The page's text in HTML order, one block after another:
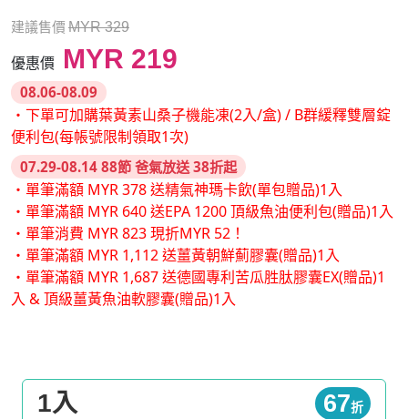
建議售價 MYR 329
優惠價 MYR 219
08.06-08.09
・下單可加購葉黃素山桑子機能凍(2入/盒) / B群緩釋雙層錠
便利包(每帳號限制領取1次)
07.29-08.14 88節 爸氣放送 38折起
・單筆滿額 MYR 378 送精氣神瑪卡飲(單包贈品)1入
・單筆滿額 MYR 640 送EPA 1200 頂級魚油便利包(贈品)1入
・單筆消費 MYR 823 現折MYR 52！
・單筆滿額 MYR 1,112 送薑黃朝鮮薊膠囊(贈品)1入
・單筆滿額 MYR 1,687 送德國專利苦瓜胜肽膠囊EX(贈品)1
入 & 頂級薑黃魚油軟膠囊(贈品)1入
1入 67折